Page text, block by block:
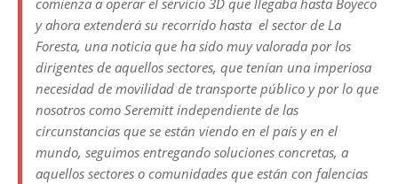
comienza a operar el servicio 3D que llegaba hasta Boyeco
y ahora extenderá su recorrido hasta el sector de La
Foresta, una noticia que ha sido muy valorada por los
dirigentes de aquellos sectores, que tenían una imperiosa
necesidad de movilidad de transporte público y por lo que
nosotros como Seremitt independiente de las
circunstancias que se están viendo en el país y en el
mundo, seguimos entregando soluciones concretas, a
aquellos sectores o comunidades que están con falencias